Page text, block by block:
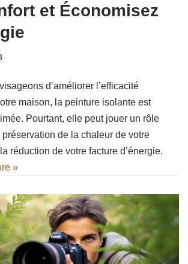
et Économisez
d’améliorer l’efficacité
maison, la peinture isolante est
Pourtant, elle peut jouer un rôle
de la chaleur de votre
réduction de votre facture d’énergie.
»